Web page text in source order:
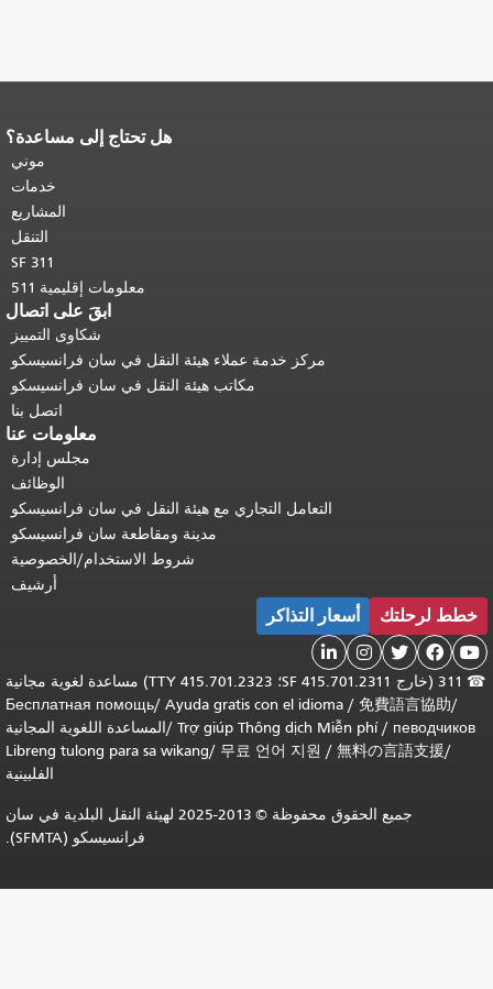
هل تحتاج إلى مساعدة؟
موني
خدمات
المشاريع
التنقل
SF 311
معلومات إقليمية 511
ابقَ على اتصال
شكاوى التمييز
مركز خدمة عملاء هيئة النقل في سان فرانسيسكو
مكاتب هيئة النقل في سان فرانسيسكو
اتصل بنا
معلومات عنا
مجلس إدارة
الوظائف
التعامل التجاري مع هيئة النقل في سان فرانسيسكو
مدينة ومقاطعة سان فرانسيسكو
شروط الاستخدام/الخصوصية
أرشيف
خطط لرحلتك أسعار التذاكر





☎
311 (خارج SF 415.701.2311؛ TTY 415.701.2323) مساعدة لغوية مجانية
/
免費語言協助
/
Ayuda gratis con el idioma
/
Бесплатная помощь
певодчиков
/
Trợ giúp Thông dịch Miễn phí
/المساعدة اللغوية المجانية
/
無料の言語支援
/
무료 언어 지원
/
Libreng tulong para sa wikang
الفلبينية
جميع الحقوق محفوظة © 2013-2025 لهيئة النقل البلدية في سان
فرانسيسكو (SFMTA).